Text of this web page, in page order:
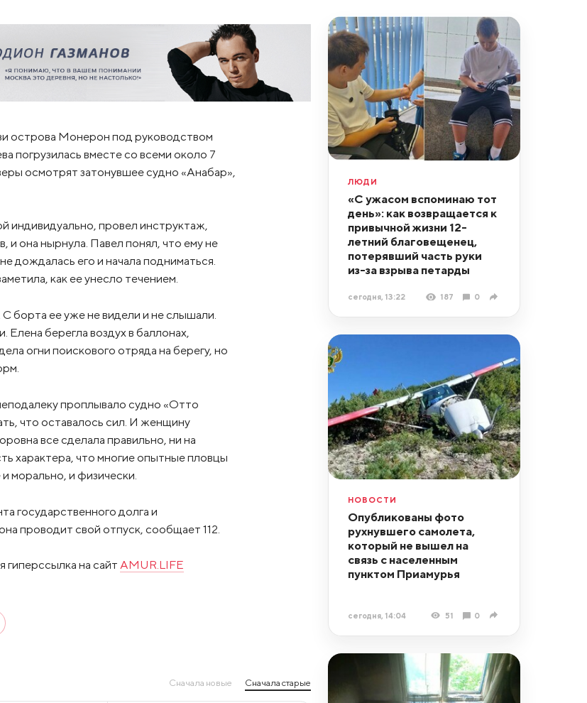
острова Монерон под руководством
погрузилась вместе со всеми около 7
осмотрят затонувшее судно «Анабар»,
индивидуально, провел инструктаж,
и она нырнула. Павел понял, что ему не
дождалась его и начала подниматься.
как ее унесло течением.
борта ее уже не видели и не слышали.
берегла воздух в баллонах,
огни поискового отряда на берегу, но
проплывало судно «Отто
что оставалось сил. И женщину
все сделала правильно, ни на
характера, что многие опытные пловцы
морально, и физически.
государственного долга и
проводит свой отпуск, сообщает 112.
гиперссылка на сайт AMUR.LIFE
Сначала новые Сначала старые
ЛЮДИ
«С ужасом вспоминаю тот
день»: как возвращается к
привычной жизни 12-
летний благовещенец,
потерявший часть руки
из-за взрыва петарды
сегодня, 13:22 187 0
НОВОСТИ
Опубликованы фото
рухнувшего самолета,
который не вышел на
связь с населенным
пунктом Приамурья
сегодня, 14:04 51 0